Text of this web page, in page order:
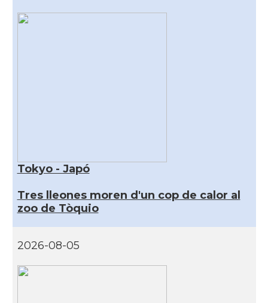
Tokyo - Japó
Tres lleones moren d'un cop de calor al
zoo de Tòquio
2026-08-05